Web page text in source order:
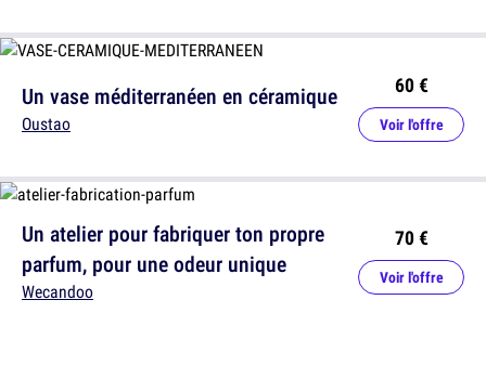
Un vase méditerranéen en céramique
Oustao
60 €
Voir l'offre
Un atelier pour fabriquer ton propre
parfum, pour une odeur unique
Wecandoo
70 €
Voir l'offre